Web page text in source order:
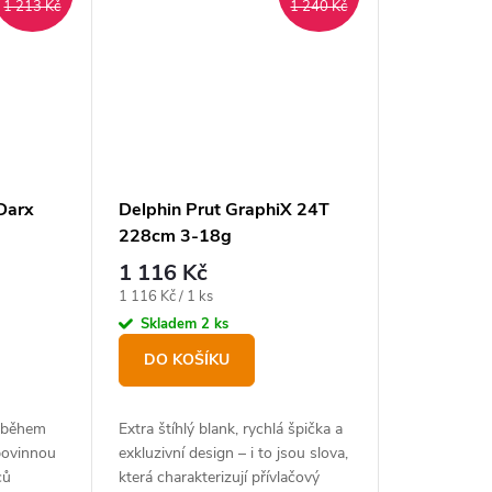
1 213 Kč 1 240 Kč
Delphin Prut GraphiX 24T
228cm 3-18g
1 116 Kč
Měrná
cena:
1 116 Kč / 1 ks
Skladem 2 ks
DO KOŠÍKU
Extra štíhlý blank, rychlá špička a
exkluzivní design – i to jsou slova,
která charakterizují přívlačový